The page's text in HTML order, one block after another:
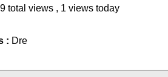
total views , 1 views today
: Dre